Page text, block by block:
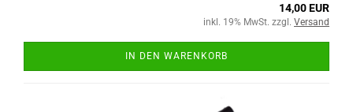
14,00 EUR
inkl. 19% MwSt. zzgl. Versand
IN DEN WARENKORB